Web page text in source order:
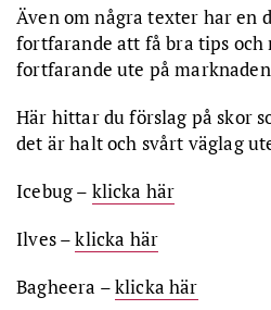
Även om några texter har en
fortfarande att få bra tips och
fortfarande ute på
Här hittar du förslag på skor
det är halt och svårt väglag
Icebug – klicka här
Ilves –klicka här
Bagheera –klicka här